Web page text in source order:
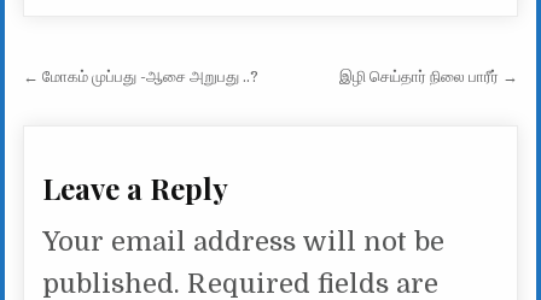
Post navigation
← மோகம் முப்பது -ஆசை அறுபது ..? இழி செய்தார் நிலை பாரீர் →
Leave a Reply
Your email address will not be
published. Required fields are